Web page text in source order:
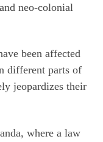
neo-colonial
been affected
different parts of
jeopardizes their
where a law